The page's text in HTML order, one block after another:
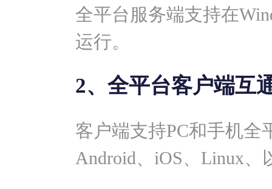
全平台服务端支持在
运行。
2、全平台客户端互
客户端支持PC和手机全
Android、iOS、Linux、